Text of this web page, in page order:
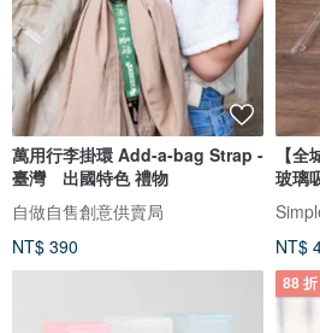
萬用行李掛環 Add-a-bag Strap -
臺灣 出國特色 禮物
自做自售創意供賣局
NT$ 390
【
玻璃
NT$
88 折